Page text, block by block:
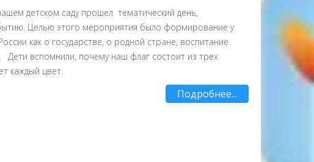
детском саду прошел тематический день,
Целью этого мероприятия было формирование у
как о государстве, о родной стране, воспитание
Дети вспомнили, почему наш флаг состоит из трех
каждый цвет.
Подробнее...